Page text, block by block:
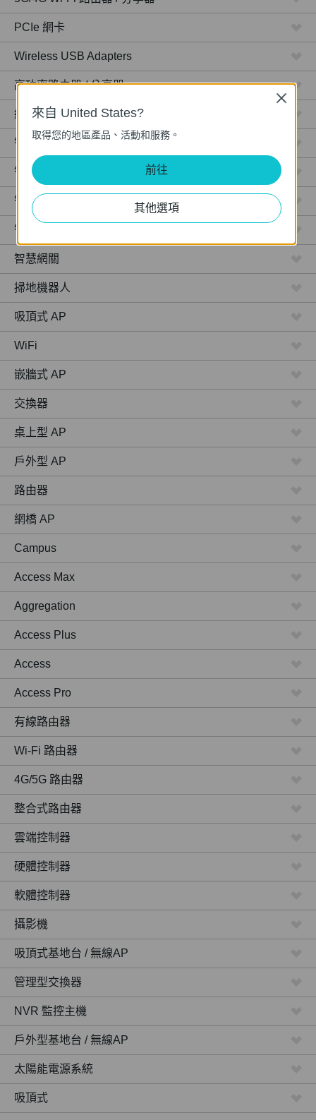
PCIe 網卡
Wireless USB Adapters
高功率路由器 / 分享器
網路攝影機
智慧型插座
智慧型燈泡
智慧開關
智慧感應器
智慧網關
掃地機器人
吸頂式 AP
WiFi
嵌牆式 AP
交換器
桌上型 AP
戶外型 AP
路由器
網橋 AP
Campus
Access Max
Aggregation
Access Plus
Access
Access Pro
有線路由器
Wi-Fi 路由器
4G/5G 路由器
整合式路由器
雲端控制器
硬體控制器
軟體控制器
攝影機
吸頂式基地台 / 無線AP
管理型交換器
NVR 監控主機
戶外型基地台 / 無線AP
太陽能電源系統
吸頂式
來自 United States?
取得您的地區產品、活動和服務。
前往
其他選項
Close